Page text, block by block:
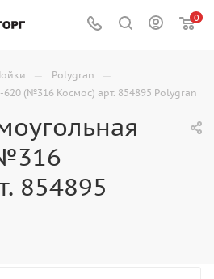
0
— Polygran —
(№316 Космос) арт. 854895 Polygran
854895